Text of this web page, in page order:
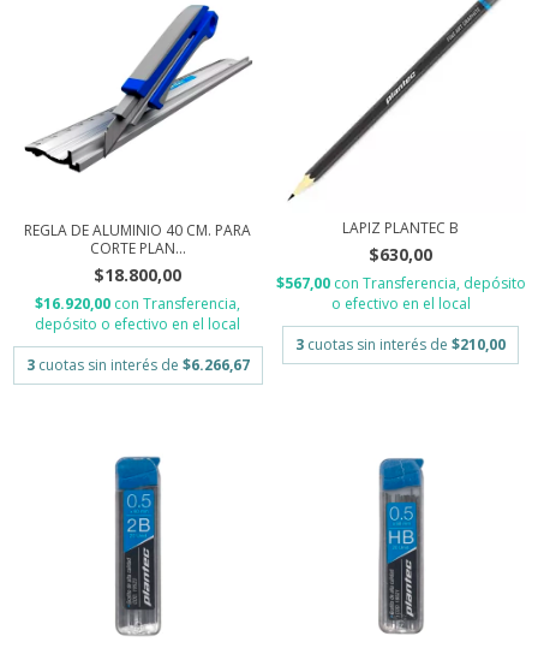
REGLA DE ALUMINIO 40 CM. PARA
CORTE PLAN...
$18.800,00
$16.920,00 con Transferencia,
depósito o efectivo en el local
3 cuotas sin interés de $6.266,67
LAPIZ PLANTEC B
$630,00
$567,00 con Transferencia, depósito
o efectivo en el local
3 cuotas sin interés de $210,00